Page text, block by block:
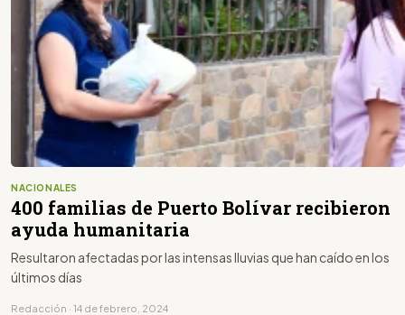
NACIONALES
400 familias de Puerto Bolívar recibieron
ayuda humanitaria
Resultaron afectadas por las intensas lluvias que han caído en los
últimos días
Redacción · 14 de febrero, 2024